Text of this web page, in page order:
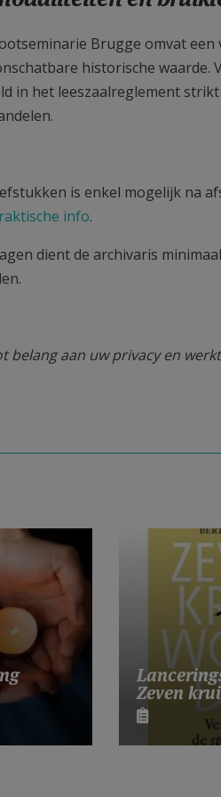
Brugge omvat
historische
in het leeszaalreglement
is enkel mogelijk na
info.
dient de archivaris
belang aan uw privacy en
Zeven